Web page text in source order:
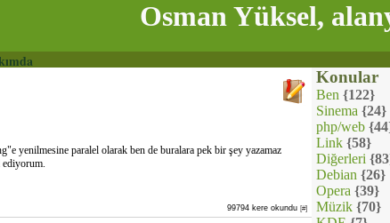
Osman Yüksel,
yenilmesine paralel olarak ben de buralara pek bir şey yazamaz
ediyorum.
99794 kere okundu [#]
Konular
Ben {122}
Sinema {24}
php/web
Link {58}
Diğerleri
Debian {26}
Opera {39}
Müzik {70}